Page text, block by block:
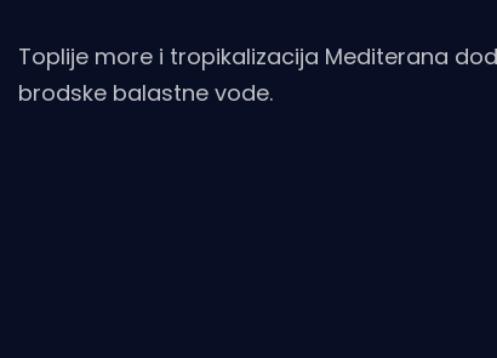
Toplije more i tropikalizacija Mediterana
brodske balastne vode.